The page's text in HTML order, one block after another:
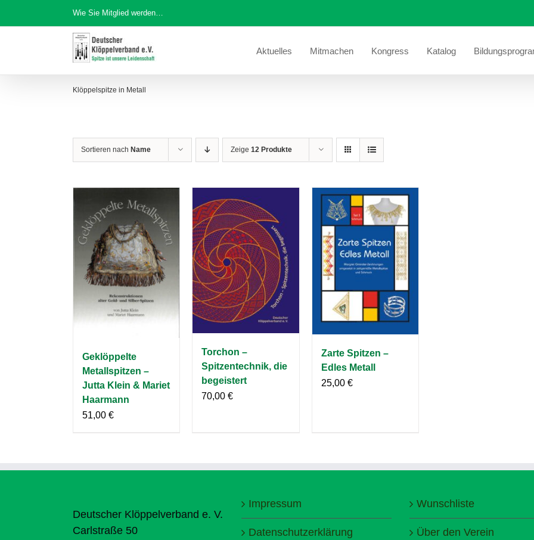
Inhalt
Wie Sie Mitglied werden…
Aktuelles Mitmachen Kongress Katalog
Klöppelspitze in Metall
Sortieren nach Name Zeige 12 Produkte
Geklöppelte
Metallspitzen –
Jutta Klein & Mariet
Haarmann
51,00 €
Torchon –
Spitzentechnik, die
begeistert
70,00€
Zarte Spitzen –
Edles Metall
25,00 €
Deutscher Klöppelverband e. V.
Carlstraße 50
Impressum
Datenschutzerklärung
Wunschliste
Über den Verein